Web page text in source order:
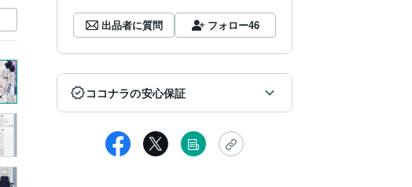
出品者に質問 フォロー46
ココナラの安心保証